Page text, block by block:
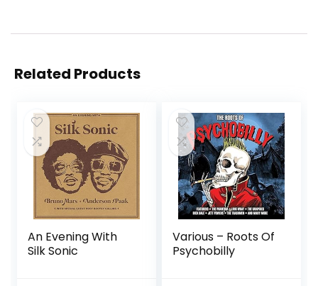
Related Products
An Evening With
Silk Sonic
Various – Roots Of
Psychobilly